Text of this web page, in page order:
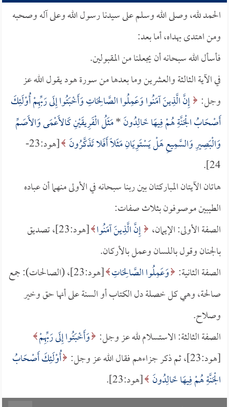
الحمد لله، وصلى الله وسلم على سيدنا رسول الله وعلى آله وصحبه
ومن اهتدى بهداه، أما بعد:
فأسأل الله سبحانه أن يجعلنا من المقبولين.
في الآية الثالثة والعشرين وما بعدها من سورة هود يقول الله عز
وجل: إِنَّ الَّذِينَ آمَنُوا وَعَمِلُوا الصَّالِحَاتِ وَأَخْبَتُوا إِلَى رَبِّهِمْ أُوْلَئِكَ
أَصْحَابُ الْجَنَّةِ هُمْ فِيهَا خَالِدُونَ*مَثَلُ الْفَرِيقَيْنِ كَالأَعْمَى وَالأَصَمِّ
وَالْبَصِيرِ وَالسَّمِيعِ هَلْ يَسْتَوِيَانِ مَثَلاً أَفَلا تَذَكَّرُونَ
[هود:23-
24].
هاتان الآيتان المباركتان بين ربنا سبحانه في الأولى منهما أن عباده
الطيبين موصوفون بثلاث صفات:
الصفة الأولى: الإيمان، إِنَّ الَّذِينَ آمَنُوا
[هود:23]، تصديق
بالجنان وقول باللسان وعمل بالأركان.
الصفة الثانية: وَعَمِلُوا الصَّالِحَاتِ
[هود:23]، (الصالحات): جمع
صالحة، وهي كل خصلة دل الكتاب أو السنة على أنها حق وخير
وصلاح.
الصفة الثالثة: الاستسلام لله عز وجل: وَأَخْبَتُوا إِلَى رَبِّهِمْ
[هود:23]، ثم ذكر جزاءهم فقال الله عز وجل:
أُوْلَئِكَ أَصْحَابُ
الْجَنَّةِ هُمْ فِيهَا خَالِدُونَ [هود:23].